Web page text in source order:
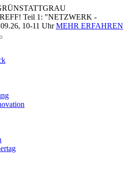
Teil 1: "NETZWERK -
10-11 UhrMEHR ERFAHREN